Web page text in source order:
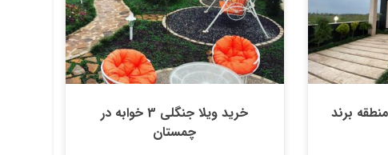
برند
خرید ویلا جنگلی 3 خوابه در
چمستان